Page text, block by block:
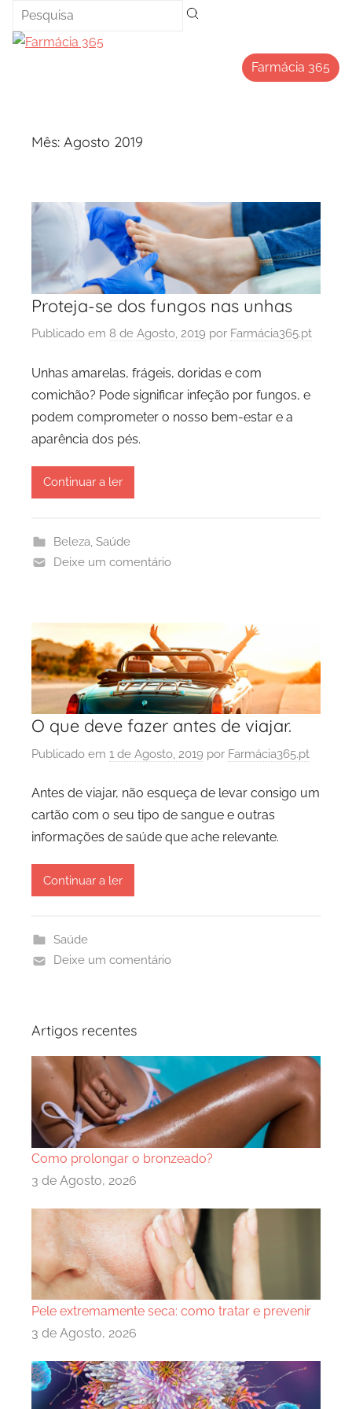
Saltar
para
Farmácia 365
Mês: Agosto 2019
Proteja-se dos fungos nas unhas
Publicado em 8 de Agosto, 2019 por Farmácia365.pt
Unhas amarelas, frágeis, doridas e com
comichão? Pode significar infeção por fungos, e
podem comprometer o nosso bem-estar e a
aparência dos pés.
Continuar a ler
Beleza Saúde
Deixe um comentário
O que deve fazer antes de viajar.
Publicado em 1 de Agosto, 2019 por Farmácia365.pt
Antes de viajar, não esqueça de levar consigo um
cartão com o seu tipo de sangue e outras
informações de saúde que ache relevante.
Continuar a ler
Saúde
Deixe um comentário
Artigos recentes
Como prolongar o bronzeado?
3 de Agosto, 2026
Pele extremamente seca: como tratar e prevenir
3 de Agosto, 2026